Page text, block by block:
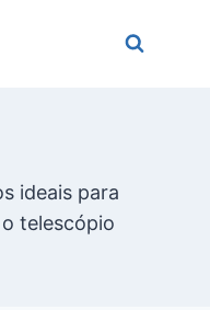
ideais para
telescópio